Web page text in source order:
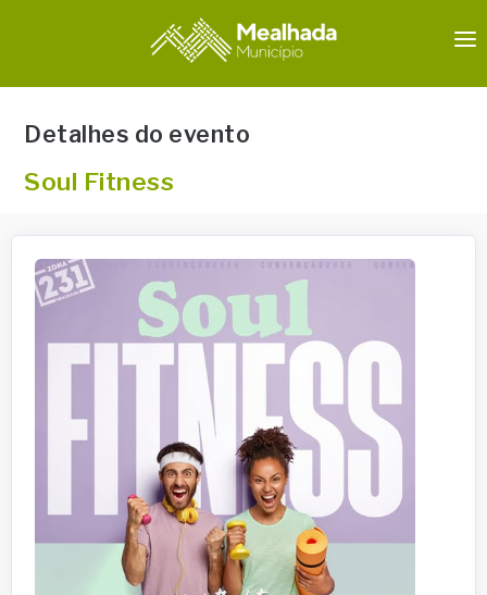
EVENTOS FUTUROS
EVENTOS PASSADOS
CONTATO
Detalhes do evento
Soul Fitness